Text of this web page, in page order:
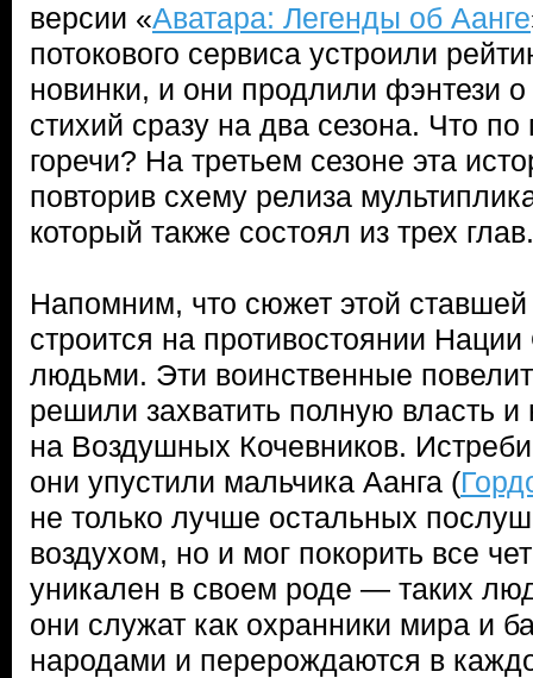
версии «Аватара: Легенды об Аанге
потокового сервиса устроили
новинки, и они продлили фэнтези
стихий сразу на два сезона. Что
горечи? На третьем сезоне эта
повторив схему релиза
который также состоял из трех глав.
Напомним, что сюжет этой ставшей
строится на противостоянии
людьми. Эти воинственные
решили захватить полную власть
на Воздушных Кочевников.
они упустили мальчика Аанга (
не только лучше остальных
воздухом, но и мог покорить все
уникален в своем роде — таких
они служат как охранники мира и
народами и перерождаются в